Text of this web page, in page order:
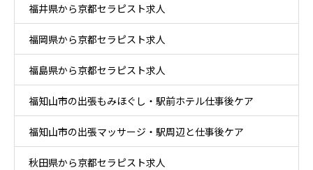
福井県から京都セラピスト求人
福岡県から京都セラピスト求人
福島県から京都セラピスト求人
福知山市の出張もみほぐし・駅前ホテル仕事後ケア
福知山市の出張マッサージ・駅周辺と仕事後ケア
秋田県から京都セラピスト求人